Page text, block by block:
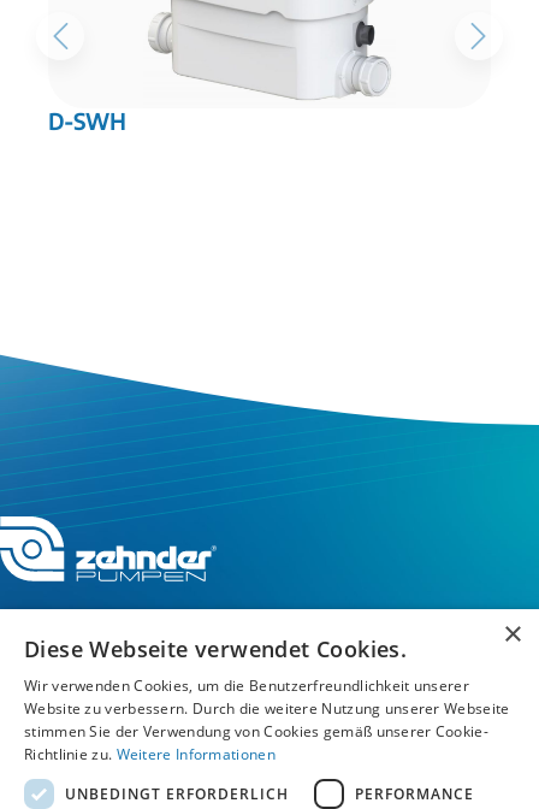
D-SWH
Service-Hotline
Service
×
Diese Webseite verwendet Cookies.
Wir verwenden Cookies, um die Benutzerfreundlichkeit unserer
Website zu verbessern. Durch die weitere Nutzung unserer Webseite
stimmen Sie der Verwendung von Cookies gemäß unserer Cookie-
Richtlinie zu. Weitere Informationen
UNBEDINGT ERFORDERLICH
PERFORMANCE